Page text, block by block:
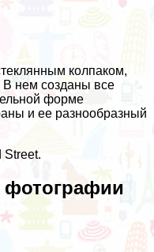
колпаком,
В нем созданы все
форме
и ее разнообразный
фотографии